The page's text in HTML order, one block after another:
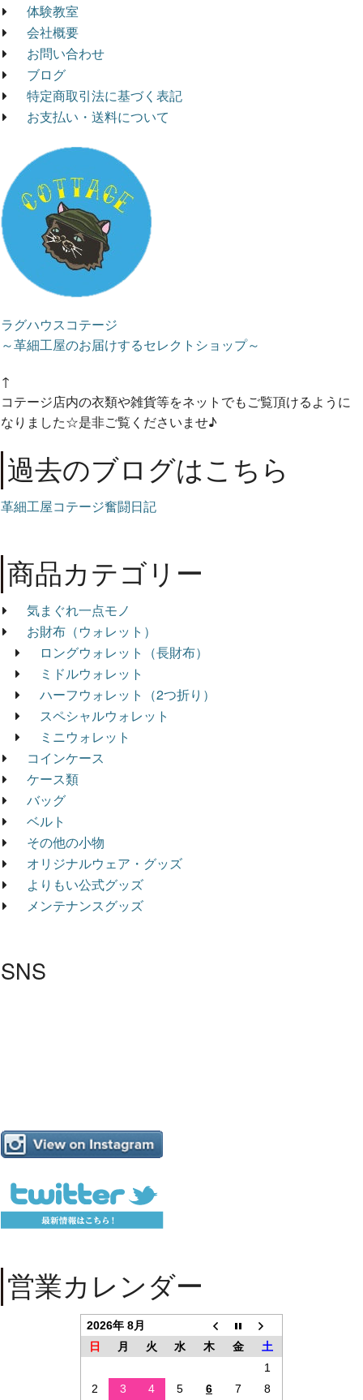
体験教室
会社概要
お問い合わせ
ブログ
特定商取引法に基づく表記
お支払い・送料について
ラグハウスコテージ
～革細工屋のお届けするセレクトショップ～
↑
コテージ店内の衣類や雑貨等をネットでもご覧頂けるように
なりました☆是非ご覧くださいませ♪
過去のブログはこちら
革細工屋コテージ奮闘日記
商品カテゴリー
気まぐれ一点モノ
お財布（ウォレット）
ロングウォレット（長財布）
ミドルウォレット
ハーフウォレット（2つ折り）
スペシャルウォレット
ミニウォレット
コインケース
ケース類
バッグ
ベルト
その他の小物
オリジナルウェア・グッズ
よりもい公式グッズ
メンテナンスグッズ
SNS
営業カレンダー
2026年 8月
日
月 火 水 木 金
土
1
2
3 4 5 6 7 8